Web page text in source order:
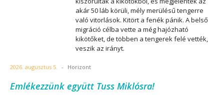
akár 50 láb körüli, mély merülésű tengerre
való vitorlások. Kitört a fenék pánik. A belső
migráció célba vette a még hajózható
kikötőket, de többen a tengerek felé vették,
veszik az irányt.
2026. augusztus 5. - Horizont
Emlékezzünk együtt Tuss Miklósra!